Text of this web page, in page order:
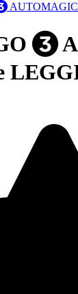
AUTOMAGIC
3